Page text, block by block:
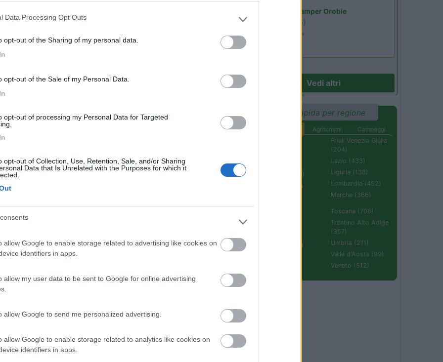
Data Processing Opt Outs
opt-out of the Sharing of my personal data.
opt-out of the Sale of my Personal Data.
opt-out of processing my Personal Data for Targeted
opt-out of Collection, Use, Retention, Sale, and/or Sharing
Data that Is Unrelated with the Purposes for which it
allow Google to enable storage related to advertising like cookies on
identifiers in apps.
allow my user data to be sent to Google for online advertising
allow Google to send me personalized advertising.
allow Google to enable storage related to analytics like cookies on
identifiers in apps.
Messi su un prato. Al mattino tutte le stradine
Bistrot chiuso. Bagni aperti pochi, lontani e freddi. Luci
e basta! Unica cosa comoda, vicina la metro per il centro.
fuori dalla zona a basso livello inquinamento, ampio,
pulitissimi ma in inverno per fare la doccia bisogna fare un
non esistono panche, solo un paio di ganci all'interno
Area Sosta Camper Orobie
(BG)
Estate in cineteca
Vedi altri
Ricerca rapida per regione
Agriturismi
Campeggi
Campania (236)
Emilia Romagna
Friuli Venezia Giulia
(204)
Lazio (433)
Liguria (138)
Lombardia (452)
Marche (366)
Sardegna (336)
Toscana (706)
Trentino Alto Adige
(357)
Umbria (211)
Valle d'Aosta (99)
Veneto (512)